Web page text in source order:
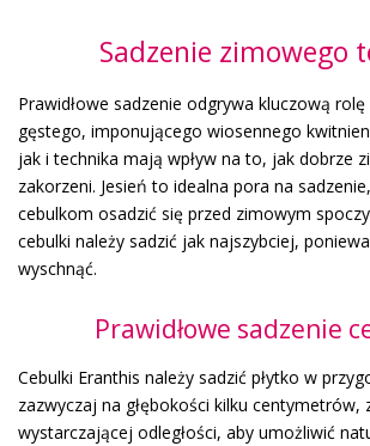
Sadzenie zimowego
Prawidłowe sadzenie odgrywa kluczową rolę
gęstego, imponującego wiosennego
jak i technika mają wpływ na to, jak dobrze
zakorzeni. Jesień to idealna pora na
cebulkom osadzić się przed zimowym
cebulki należy sadzić jak najszybciej,
wyschnąć.
Prawidłowe sadzenie
Cebulki Eranthis należy sadzić płytko w
zazwyczaj na głębokości kilku centymetrów,
wystarczającej odległości, aby umożliwić